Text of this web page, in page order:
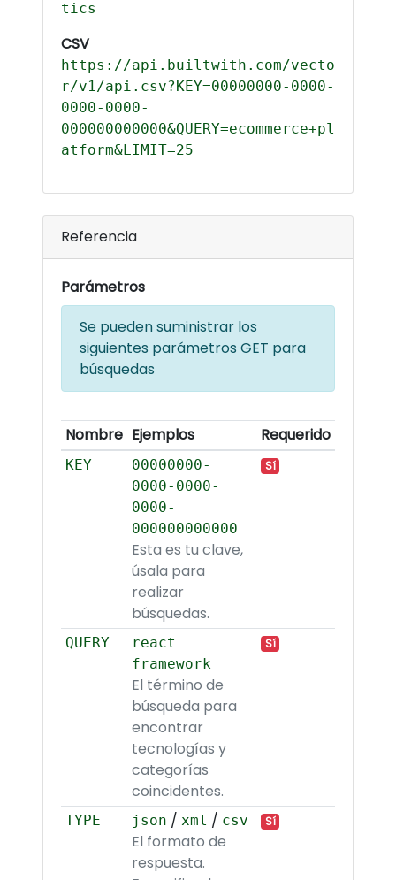
tics
CSV
https://api.builtwith.com/vecto
r/v1/api.csv?KEY=00000000-0000-
0000-0000-
000000000000&QUERY=ecommerce+pl
atform&LIMIT=25
Referencia
Parámetros
Se pueden suministrar los
siguientes parámetros GET para
búsquedas
Nombre Ejemplos Requerido
KEY
00000000-
0000-0000-
0000-
000000000000
Esta es tu clave,
úsala para
realizar
búsquedas.
Sí
QUERY
react
framework
El término de
búsqueda para
encontrar
tecnologías y
categorías
coincidentes.
Sí
TYPE json / xml / csv
El formato de
respuesta.
Sí